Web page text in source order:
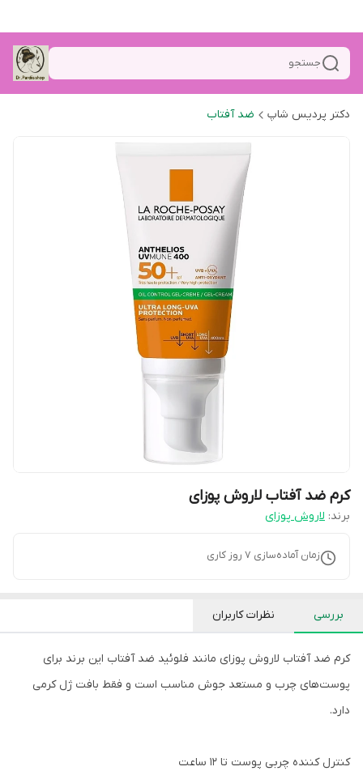
جستجو
دکتر پردیس شاپ ضد آفتاب
کرم ضد آفتاب لاروش پوزای
برند: لاروش پوزای
زمان آماده‌سازی 7 روز کاری
بررسی نظرات کاربران
کرم ضد آفتاب لاروش پوزای مانند فلوئید ضد آفتاب این برند برای
پوست‌های چرب و مستعد جوش مناسب است و فقط بافت ژل کرمی
دارد.
کنترل کننده چربی پوست تا 12 ساعت